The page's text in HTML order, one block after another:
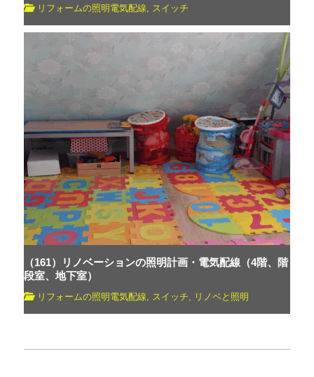
リフォームの照明電気配線, スイッチ
（161）リノベーションの照明計画・電気配線（4階、階
段室、地下室）
リフォームの照明電気配線 スイッチ リノベと照明